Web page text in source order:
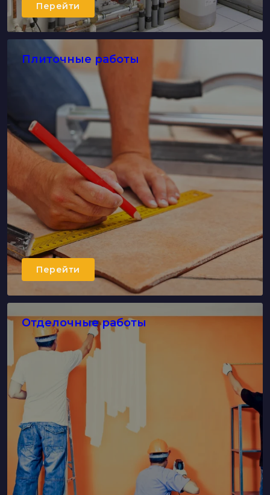
Перейти
Плиточные работы
Перейти
Отделочные работы